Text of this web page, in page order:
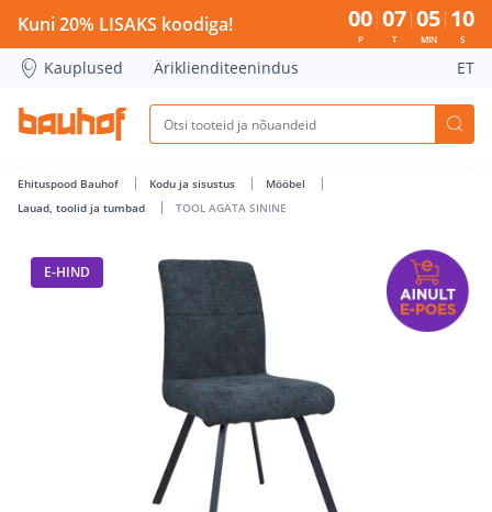
TOOL AGATA SININE - Bauhof has loaded
Kuni 20% LISAKS koodiga! 00
P
07
T
05
MIN
10
S
Kauplused Äriklienditeenindus ET
Ehituspood Bauhof Kodu ja sisustus
Mööbel
Lauad, toolid ja tumbad
TOOL AGATA SININE
E-HIND